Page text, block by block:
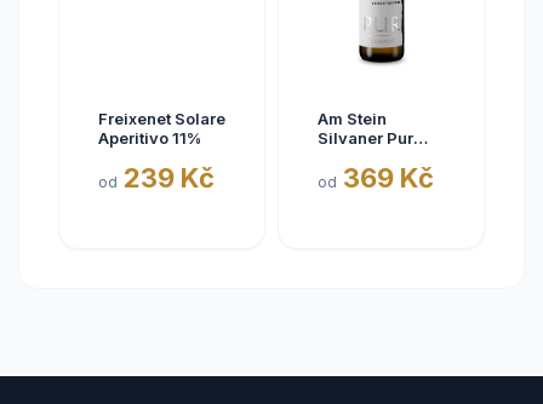
Freixenet Solare
Aperitivo 11%
od 239 Kč
Am Stein
Silvaner Pur
od 369 Kč